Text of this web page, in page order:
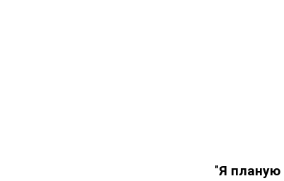
"Я планую